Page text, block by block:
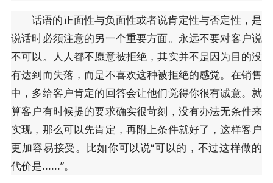
话语的正面性与负面性或者说肯定性与否定性，是
说话时必须注意的另一个重要方面。永远不要对客户说
不可以。人人都不愿意被拒绝，其实并不是因为目的没
有达到而失落，而是不喜欢这种被拒绝的感觉。在销售
中，多给客户肯定的回答会让他们觉得你很有诚意。就
算客户有时候提的要求确实很苛刻，没有办法无条件来
实现，那么可以先肯定，再附上条件就好了，这样客户
更加容易接受。比如你可以说“可以的，不过这样做的
代价是......”。